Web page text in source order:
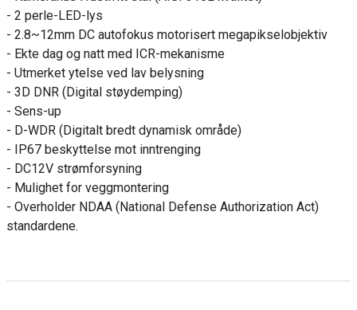
- 2 perle-LED-lys
- 2.8~12mm DC autofokus motorisert megapikselobjektiv
- Ekte dag og natt med ICR-mekanisme
- Utmerket ytelse ved lav belysning
- 3D DNR (Digital støydemping)
- Sens-up
- D-WDR (Digitalt bredt dynamisk område)
- IP67 beskyttelse mot inntrenging
- DC12V strømforsyning
- Mulighet for veggmontering
- Overholder NDAA (National Defense Authorization Act)
standardene.